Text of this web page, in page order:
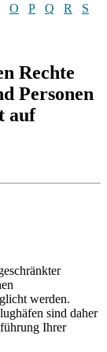
O P Q R
S
Rechte
Personen
auf
werden.
sind daher
Ihrer